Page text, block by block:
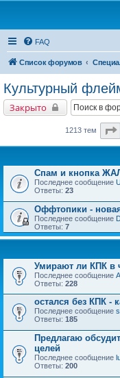
FAQ
Список форумов
Культурный
Закрыто
1213 тем
Спам и кнопка
Последнее сообщение
Ответы: 23
Оффтопики -
Последнее сообщение
Ответы: 7
Умирают ли КПК в
Последнее сообщение
Ответы: 228
остался без КПК -
Последнее сообщение
Ответы: 185
Предлагаю
целей
Последнее сообщение
Ответы: 200